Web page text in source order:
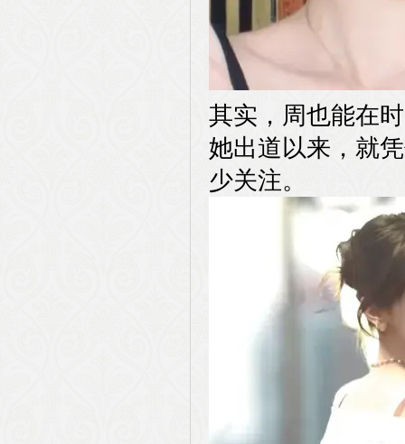
其实，周也能在
她出道以来，就
少关注。